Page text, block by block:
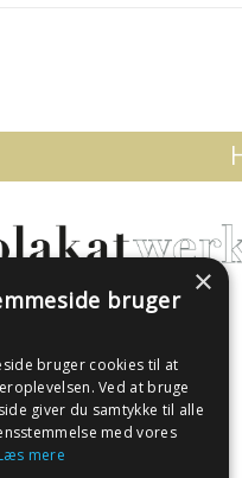
DEL AF ILLUX A/S
Skanderborg
52 340 440
×
bruger
bruger cookies til at
Ved at bruge
giver du samtykke til alle
med vores
mere